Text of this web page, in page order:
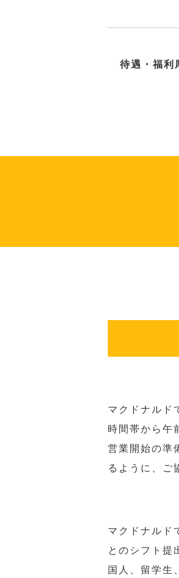
待遇・福利
マクドナルド
時間帯から午
営業開始の準
るように、ご
マクドナルド
とのシフト提
国人、留学生